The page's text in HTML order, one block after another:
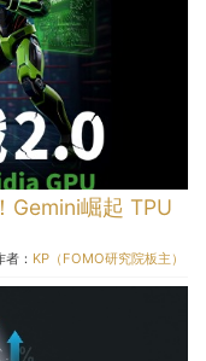
Gemini崛起 TPU
者： KP（FOMO研究院板主）